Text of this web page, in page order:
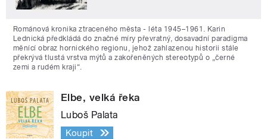
Románová kronika ztraceného města - léta 1945–1961. Karin
Lednická předkládá do značné míry převratný, dosavadní paradigma
měnící obraz hornického regionu, jehož zahlazenou historii stále
překrývá tlustá vrstva mýtů a zakořeněných stereotypů o „černé
zemi a rudém kraji“.
Elbe, velká řeka
Luboš Palata
Koupit